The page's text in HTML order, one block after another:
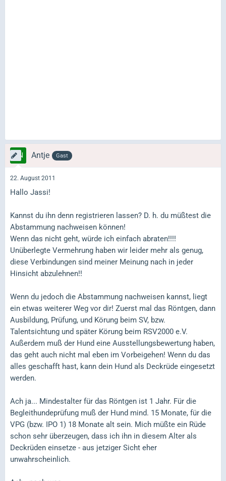
Antje Gast
22. August 2011
Hallo Jassi!
Kannst du ihn denn registrieren lassen? D. h. du müßtest die
Abstammung nachweisen können!
Wenn das nicht geht, würde ich einfach abraten!!!!
Unüberlegte Vermehrung haben wir leider mehr als genug,
diese Verbindungen sind meiner Meinung nach in jeder
Hinsicht abzulehnen!!
Wenn du jedoch die Abstammung nachweisen kannst, liegt
ein etwas weiterer Weg vor dir! Zuerst mal das Röntgen, dann
Ausbildung, Prüfung, und Körung beim SV, bzw.
Talentsichtung und später Körung beim RSV2000 e.V.
Außerdem muß der Hund eine Ausstellungsbewertung haben,
das geht auch nicht mal eben im Vorbeigehen! Wenn du das
alles geschafft hast, kann dein Hund als Deckrüde eingesetzt
werden.
Ach ja... Mindestalter für das Röntgen ist 1 Jahr. Für die
Begleithundeprüfung muß der Hund mind. 15 Monate, für die
VPG (bzw. IPO 1) 18 Monate alt sein. Mich müßte ein Rüde
schon sehr überzeugen, dass ich ihn in diesem Alter als
Deckrüden einsetze - aus jetziger Sicht eher
unwahrscheinlich.